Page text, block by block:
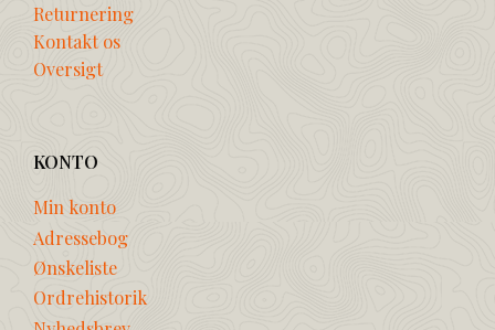
Returnering
Kontakt os
Oversigt
KONTO
Min konto
Adressebog
Ønskeliste
Ordrehistorik